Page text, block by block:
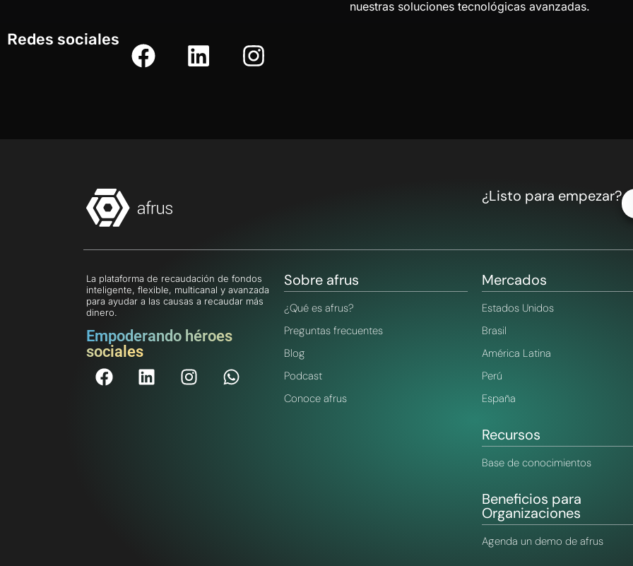
nuestras soluciones tecnológicas avanzadas.
Redes sociales
¿Listo para empezar?
La plataforma de recaudación de fondos
inteligente, flexible, multicanal y avanzada
para ayudar a las causas a recaudar más
dinero.
Empoderando héroes
sociales
Sobre afrus
¿Qué es afrus?
Preguntas frecuentes
Blog
Podcast
Conoce afrus
Mercados
Estados Unidos
Brasil
América Latina
Perú
España
Recursos
Base de conocimientos
Beneficios para
Organizaciones
Agenda un demo de afrus